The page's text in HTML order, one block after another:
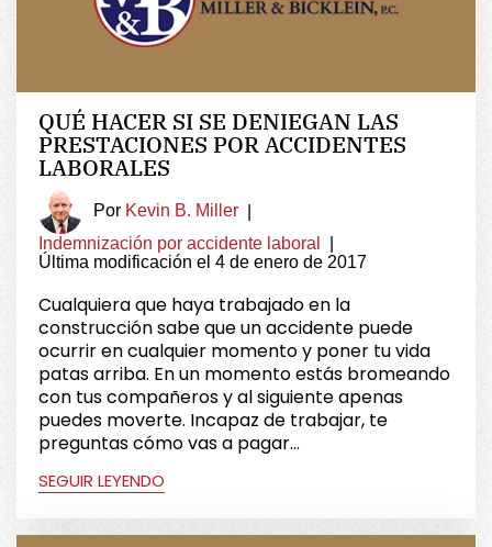
QUÉ HACER SI SE DENIEGAN LAS
PRESTACIONES POR ACCIDENTES
LABORALES
Por Kevin B. Miller
Indemnización por accidente laboral
Última modificación el 4 de enero de 2017
Cualquiera que haya trabajado en la
construcción sabe que un accidente puede
ocurrir en cualquier momento y poner tu vida
patas arriba. En un momento estás bromeando
con tus compañeros y al siguiente apenas
puedes moverte. Incapaz de trabajar, te
preguntas cómo vas a pagar...
SEGUIR LEYENDO